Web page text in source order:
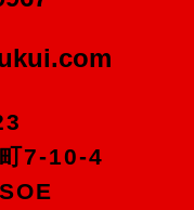
7-10-4